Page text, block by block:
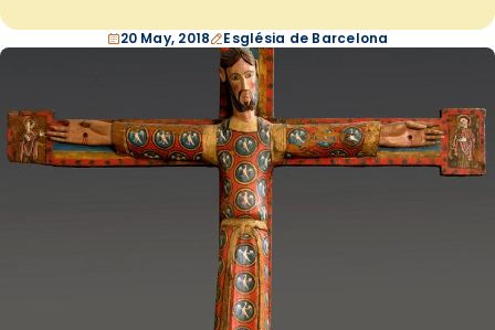
20 May, 2018 Església de Barcelona